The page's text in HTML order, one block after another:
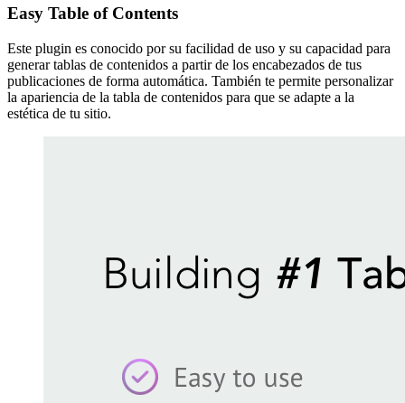
Easy Table of Contents
Este plugin es conocido por su facilidad de uso y su capacidad para
generar tablas de contenidos a partir de los encabezados de tus
publicaciones de forma automática. También te permite personalizar
la apariencia de la tabla de contenidos para que se adapte a la
estética de tu sitio.